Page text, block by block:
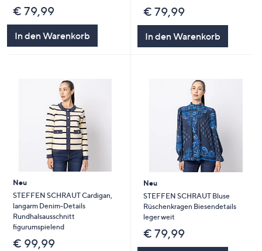
€ 79,99
In den Warenkorb
€ 79,99
In den Warenkorb
Neu
STEFFEN SCHRAUT Cardigan,
langarm Denim-Details
Rundhalsausschnitt
figurumspielend
€ 99,99
Neu
STEFFEN SCHRAUT Bluse
Rüschenkragen Biesendetails
leger weit
€ 79,99